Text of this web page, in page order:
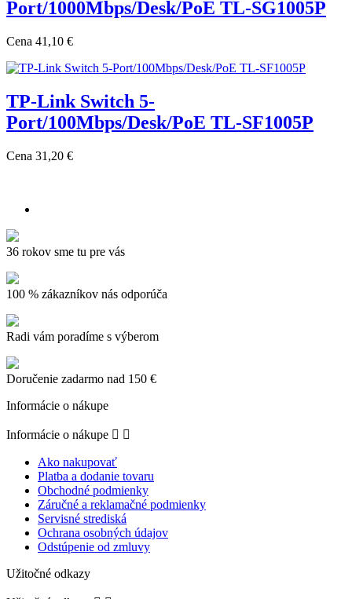
Port/1000Mbps/Desk/PoE TL-SG1005P
Cena 41,10 €
TP-Link Switch 5-
Port/100Mbps/Desk/PoE TL-SF1005P
Cena 31,20 €
36 rokov sme tu pre vás
100 % zákazníkov nás odporúča
Radi vám poradíme s výberom
Doručenie zadarmo nad 150 €
Informácie o nákupe
Informácie o nákupe  
Ako nakupovať
Platba a dodanie tovaru
Obchodné podmienky
Záručné a reklamačné podmienky
Servisné strediská
Ochrana osobných údajov
Odstúpenie od zmluvy
Užitočné odkazy